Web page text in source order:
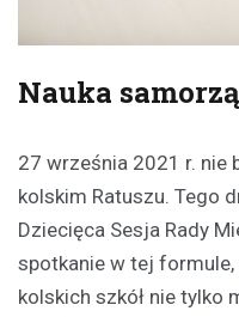
Nauka
27 września 2021 r. nie
kolskim Ratuszu. Tego
Dziecięca Sesja Rady
spotkanie w tej
kolskich szkół nie tylko